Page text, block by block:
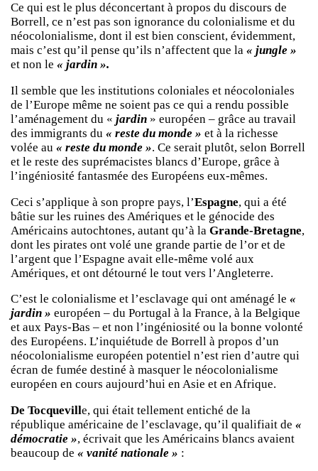
Ce qui est le plus déconcertant à propos du discours de
Borrell, ce n’est pas son ignorance du colonialisme et du
néocolonialisme, dont il est bien conscient, évidemment,
mais c’est qu’il pense qu’ils n’affectent que la « jungle »
et non le « jardin ».
Il semble que les institutions coloniales et néocoloniales
de l’Europe même ne soient pas ce qui a rendu possible
l’aménagement du « jardin » européen – grâce au travail
des immigrants du « reste du monde » et à la richesse
volée au « reste du monde ». Ce serait plutôt, selon Borrell
et le reste des suprémacistes blancs d’Europe, grâce à
l’ingéniosité fantasmée des Européens eux-mêmes.
Ceci s’applique à son propre pays, l’Espagne, qui a été
bâtie sur les ruines des Amériques et le génocide des
Américains autochtones, autant qu’à la Grande-Bretagne,
dont les pirates ont volé une grande partie de l’or et de
l’argent que l’Espagne avait elle-même volé aux
Amériques, et ont détourné le tout vers l’Angleterre.
C’est le colonialisme et l’esclavage qui ont aménagé le «
jardin » européen – du Portugal à la France, à la Belgique
et aux Pays-Bas – et non l’ingéniosité ou la bonne volonté
des Européens. L’inquiétude de Borrell à propos d’un
néocolonialisme européen potentiel n’est rien d’autre qui
écran de fumée destiné à masquer le néocolonialisme
européen en cours aujourd’hui en Asie et en Afrique.
De Tocqueville, qui était tellement entiché de la
république américaine de l’esclavage, qu’il qualifiait de «
démocratie », écrivait que les Américains blancs avaient
beaucoup de « vanité nationale » :